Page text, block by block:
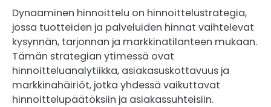
Dynaaminen hinnoittelu on hinnoittelustrategia,
jossa tuotteiden ja palveluiden hinnat vaihtelevat
kysynnän, tarjonnan ja markkinatilanteen mukaan.
Tämän strategian ytimessä ovat
hinnoitteluanalytiikka, asiakasuskottavuus ja
markkinahäiriöt, jotka yhdessä vaikuttavat
hinnoittelupäätöksiin ja asiakassuhteisiin.